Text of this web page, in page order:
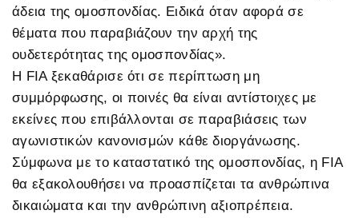
άδεια της ομοσπονδίας. Ειδικά όταν αφορά σε
θέματα που παραβιάζουν την αρχή της
ουδετερότητας της ομοσπονδίας».
Η FIA ξεκαθάρισε ότι σε περίπτωση μη
συμμόρφωσης, οι ποινές θα είναι αντίστοιχες με
εκείνες που επιβάλλονται σε παραβιάσεις των
αγωνιστικών κανονισμών κάθε διοργάνωσης.
Σύμφωνα με το καταστατικό της ομοσπονδίας, η FIA
θα εξακολουθήσει να προασπίζεται τα ανθρώπινα
δικαιώματα και την ανθρώπινη αξιοπρέπεια.